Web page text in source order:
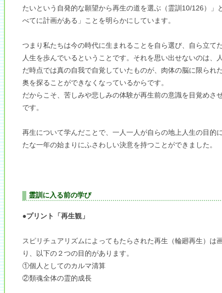
たいという自発的な願望から再生の道を選ぶ（霊訓10/126）」
べてに計画がある」ことを明らかにしています。
つまり私たちは今の時代に生まれることを自ら選び、自ら立て
人生を歩んでいるということです。それを思い出せないのは、
だ時点では真の自我で自覚していたものが、肉体の脳に限られ
奥を探ることができなくなっているからです。
だからこそ、苦しみや悲しみの体験が再生前の意識を目覚めさ
です。
再生について学んだことで、一人一人が自らの地上人生の目的
たな一年の始まりにふさわしい決意を持つことができました。
霊訓に入る前の学び
●プリント「再生観」
スピリチュアリズムによってもたらされた再生（輪廻再生）は
り、以下の２つの目的があります。
①個人としてのカルマ清算
②類魂全体の霊的成長